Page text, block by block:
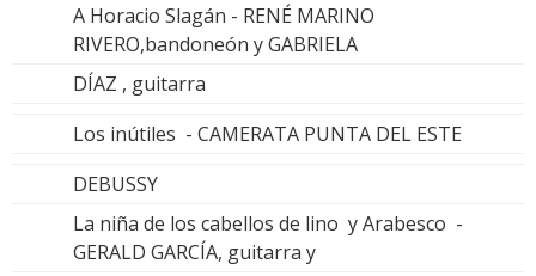
A Horacio Slagán - RENÉ MARINO
RIVERO,bandoneón y GABRIELA
DÍAZ , guitarra
Los inútiles - CAMERATA PUNTA DEL ESTE
DEBUSSY
La niña de los cabellos de lino y Arabesco -
GERALD GARCÍA, guitarra y